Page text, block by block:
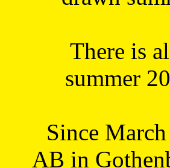
There is
summer
Since
AB in